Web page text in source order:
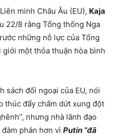
minh Châu Âu (EU), Kaja
22/8 rằng Tổng thống Nga
những nỗ lực của Tổng
một thỏa thuận hòa bình
sách đối ngoại của EU, nói
thúc đẩy chấm dứt xung đột
nhưng nhà lãnh đạo
phán hơn vì Putin “đã